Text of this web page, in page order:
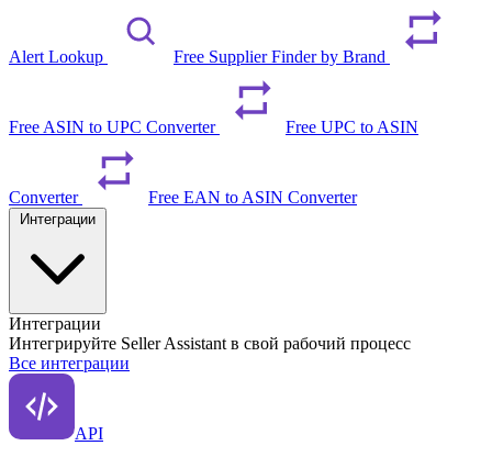
Alert Lookup Free Supplier Finder by Brand
Free ASIN to UPC Converter Free UPC to ASIN
Converter Free EAN to ASIN Converter
Интеграции
Интегрируйте Seller Assistant в свой рабочий процесс
Все интеграции
API